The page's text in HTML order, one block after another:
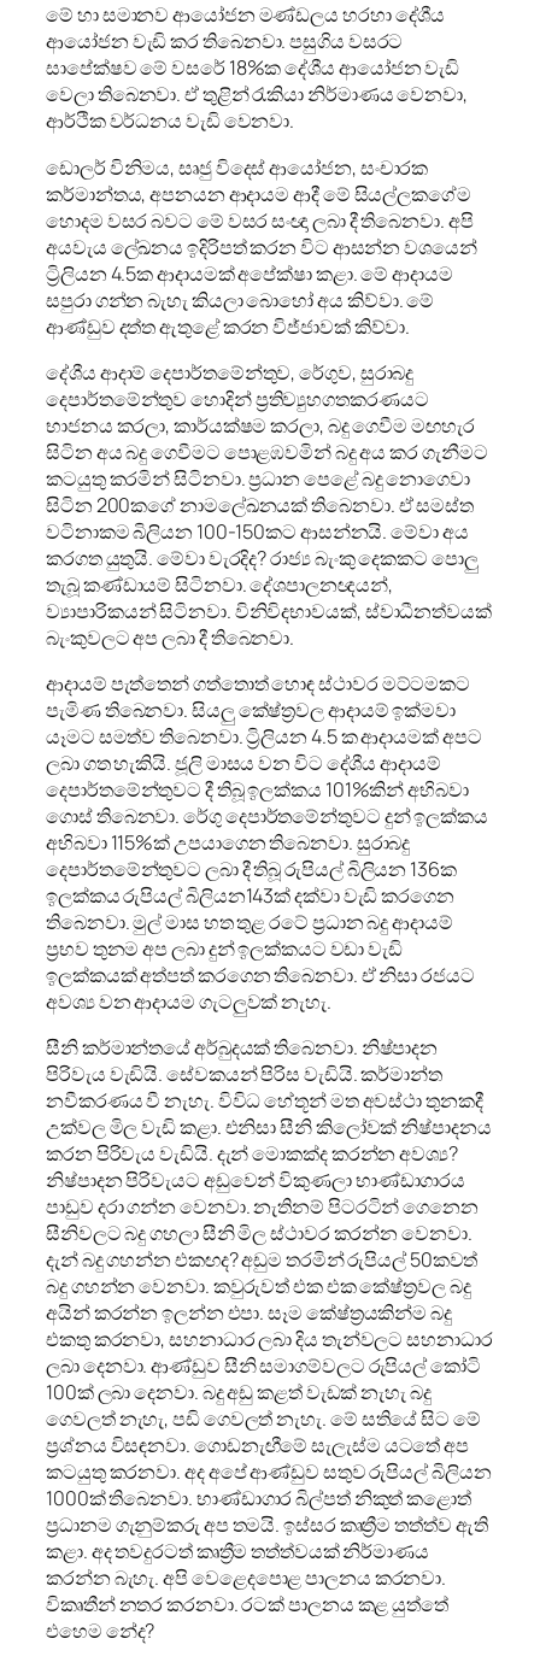
මේ හා සමානව ආයෝජන මණ්ඩලය හරහා දේශීය
ආයෝජන වැඩි කර තිබෙනවා. පසුගිය වසරට
සාපේක්ෂව මේ වසරේ 18%ක දේශීය ආයෝජන වැඩි
වෙලා තිබෙනවා. ඒ තුළින් රැකියා නිර්මාණය වෙනවා,
ආර්ථික වර්ධනය වැඩි වෙනවා.
ඩොලර් විනිමය, සෘජු විදෙස් ආයෝජන, සංචාරක
කර්මාන්තය, අපනයන ආදායම ආදී මේ සියල්ලකගේම
හොදම වසර බවට මේ වසර සංඥා ලබා දී තිබෙනවා. අපි
අයවැය ලේඛනය ඉදිරිපත් කරන විට ආසන්න වශයෙන්
ට්‍රිලියන 4.5ක ආදායමක් අපේක්ෂා කළා. මේ ආදායම
සපුරා ගන්න බැහැ කියලා බොහෝ අය කිව්වා. මේ
ආණ්ඩුව දත්ත ඇතුළේ කරන විජ්ජාවක් කිව්වා.
දේශීය ආදාම් දෙපාර්තමේන්තුව, රේගුව, සුරාබදු
දෙපාර්තමේන්තුව හොදින් ප්‍රතිව්‍යුහගතකරණයට
භාජනය කරලා, කාර්යක්ෂම කරලා, බදු ගෙවීම මඟහැර
සිටින අය බදු ගෙවීමට පොළඹවමින් බදු අය කර ගැනීමට
කටයුතු කරමින් සිටිනවා. ප්‍රධාන පෙළේ බදු නොගෙවා
සිටින 200කගේ නාමලේඛනයක් තිබෙනවා. ඒ සමස්ත
වටිනාකම බිලියන 100-150කට ආසන්නයි. මේවා අය
කරගත යුතුයි. මේවා වැරදිද? රාජ්‍ය බැංකු දෙකකට පොලු
තැබූ කණ්ඩායම් සිටිනවා. දේශපාලනඥයන්,
ව්‍යාපාරිකයන් සිටිනවා. විනිවිදභාවයක්, ස්වාධීනත්වයක්
බැංකුවලට අප ලබා දී තිබෙනවා.
ආදායම් පැත්තෙන් ගත්තොත් හොඳ ස්ථාවර මට්ටමකට
පැමිණ තිබෙනවා. සියලු කේෂ්ත්‍රවල ආදායම් ඉක්මවා
යෑමට සමත්ව තිබෙනවා. ට්‍රිලියන 4.5 ක ආදායමක් අපට
ලබා ගත හැකියි. ජූලි මාසය වන විට දේශීය ආදායම්
දෙපාර්තමේන්තුවට දී තිබූ ඉලක්කය 101%කින් අභිබවා
ගොස් තිබෙනවා. රේගු දෙපාර්තමේන්තුවට දුන් ඉලක්කය
අභිබවා 115%ක් උපයාගෙන තිබෙනවා. සුරාබදු
දෙපාර්තමේන්තුවට ලබා දී තිබූ රුපියල් බිලියන 136ක
ඉලක්කය රුපියල් බිලියන143ක් දක්වා වැඩි කරගෙන
තිබෙනවා. මුල් මාස හත තුළ රටේ ප්‍රධාන බදු ආදායම්
ප්‍රභව තුනම අප ලබා දුන් ඉලක්කයට වඩා වැඩි
ඉලක්කයක් අත්පත් කරගෙන තිබෙනවා. ඒ නිසා රජයට
අවශ්‍ය වන ආදායම ගැටලුවක් නැහැ.
සීනි කර්මාන්තයේ අර්බුදයක් තිබෙනවා. නිෂ්පාදන
පිරිවැය වැඩියි. සේවකයන් පිරිස වැඩියි. කර්මාන්ත
නවීකරණය වී නැහැ. විවිධ හේතූන් මත අවස්ථා තුනකදී
උක්වල මිල වැඩි කළා. එනිසා සීනි කිලෝවක් නිෂ්පාදනය
කරන පිරිවැය වැඩියි. දැන් මොකක්ද කරන්න අවශ්‍ය?
නිෂ්පාදන පිරිවැයට අඩුවෙන් විකුණලා භාණ්ඩාගාරය
පාඩුව දරා ගන්න වෙනවා. නැතිනම් පිටරටින් ගෙනෙන
සීනිවලට බදු ගහලා සීනි මිල ස්ථාවර කරන්න වෙනවා.
දැන් බදු ගහන්න එකඟද? අඩුම තරමින් රුපියල් 50කවත්
බදු ගහන්න වෙනවා. කවුරුවත් එක එක කේෂ්ත්‍රවල බදු
අයින් කරන්න ඉලන්න එපා. සෑම කේෂ්ත්‍රයකින්ම බදු
එකතු කරනවා, සහනාධාර ලබා දිය තැන්වලට සහනාධාර
ලබා දෙනවා. ආණ්ඩුව සීනි සමාගම්වලට රුපියල් කෝටි
100ක් ලබා දෙනවා. බදු අඩු කළත් වැඩක් නැහැ බදු
ගෙවලත් නැහැ, පඩි ගෙවලත් නැහැ. මේ සතියේ සිට මේ
ප්‍රශ්නය විසඳනවා. ගොඩනැඟීමේ සැලැස්ම යටතේ අප
කටයුතු කරනවා. අද අපේ ආණ්ඩුව සතුව රුපියල් බිලියන
1000ක් තිබෙනවා. භාණ්ඩාගාර බිල්පත් නිකුත් කළොත්
ප්‍රධානම ගැනුම්කරු අප තමයි. ඉස්සර කෘත්‍රීම තත්ත්ව ඇති
කළා. අද තවදුරටත් කෘත්‍රීම තත්ත්වයක් නිර්මාණය
කරන්න බැහැ. අපි වෙළෙදපොළ පාලනය කරනවා.
විකෘතීන් නතර කරනවා. රටක් පාලනය කළ යුත්තේ
එහෙම නේද?